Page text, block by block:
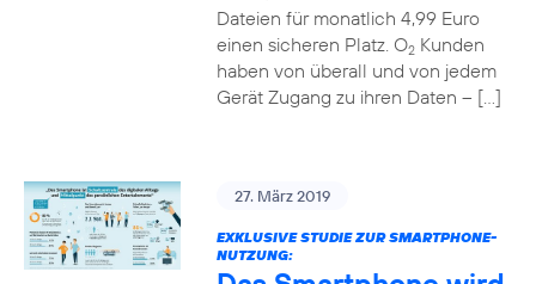
Dateien für monatlich 4,99 Euro
einen sicheren Platz. O2Kunden
haben von überall und von jedem
Gerät Zugang zu ihren Daten – […]
27. März 2019
EXKLUSIVE STUDIE ZUR SMARTPHONE-
NUTZUNG: